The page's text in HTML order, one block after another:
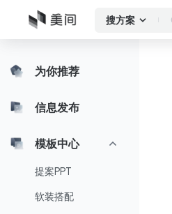
搜方案
为你推荐
信息发布
模板中心
提案PPT
软装搭配